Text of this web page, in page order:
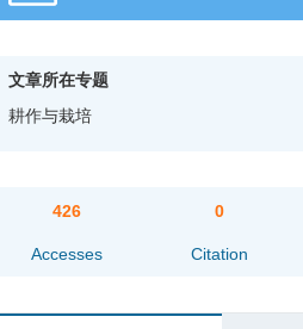
文章所在专题
耕作与栽培
426
Accesses
0
Citation